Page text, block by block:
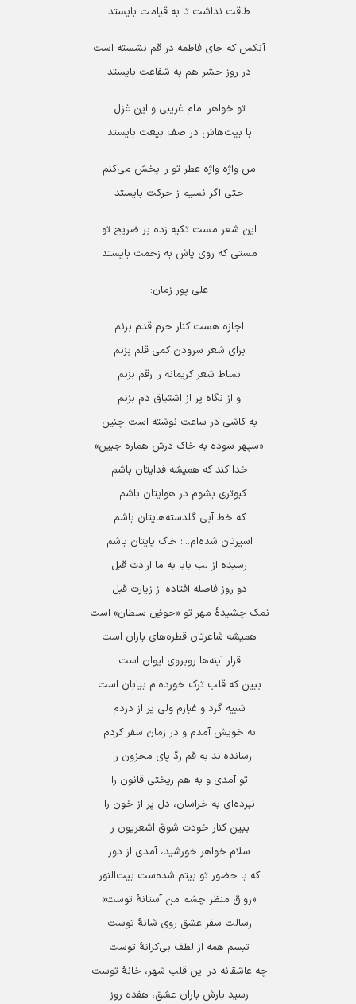
طاقت نداشت تا به قیامت بایستد
آنکس که جای فاطمه در قم نشسته است
در روز حشر هم به شفاعت بایستد
تو خواهر امام غریبی و این غزل
با بیت‌هاش در صف بیعت بایستد
من واژه واژه عطر تو را پخش می‌کنم
حتی اگر نسیم ز حرکت بایستد
این شعر مست تکیه زده بر ضریح تو
مستی که روی پاش به زحمت بایستد
علی پور زمان:
اجازه هست کنار حرم قدم بزنم
برای شعر سرودن کمی قلم بزنم
بساط شعر کریمانه را رقم بزنم
و از نگاه پر از اشتیاق دم بزنم
به کاشی در ساعت نوشته است چنین
«سپهر سوده به خاک درش هماره جبین»
خدا کند که همیشه فدایتان باشم
کبوتری بشوم در هوایتان باشم
که خط آبی گلدسته‌هایتان باشم
اسیرتان شده‌ام...؛ خاک پایتان باشم
رسیده از لب بابا به ما ارادت قبل
دو روز فاصله افتاده از زیارت قبل
نمک چشیدۀ مهر تو «حوضِ سلطان» است
همیشه شاعرتان قطره‌های باران است
قرار آینه‌ها روبروی ایوان است
ببین که قلب ترک خورده‌ام بیابان است
شبیه گرد و غبارم ولی پر از دردم
به خویش آمدم و در زمان سفر کردم
رسانده‌اند به قم ردّ پای محزون را
تو آمدی و به هم ریختی قانون را
نبرده‌ای به خراسان، دل پر از خون را
ببین کنار خودت شوق اشعریون را
سلام خواهر خورشید، آمدی از دور
که با حضور تو بیتم شده‌ست بیت‌النور
«رواق منظر چشم من آستانۀ توست»
رسالت سفر عشق روی شانۀ توست
تبسم همه از لطف بی‌کرانۀ توست
چه عاشقانه در این قلب شهر، خانۀ توست
رسید بارش باران عشق، هفده روز